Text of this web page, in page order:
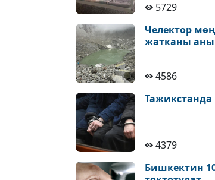
5729
Челектор
жатканы
4586
4379
Бишкектин